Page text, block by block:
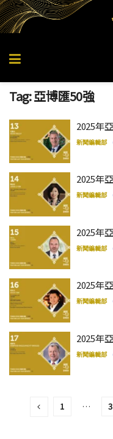
Tag:亞博匯50強
2025年
新聞編輯部
2025年
新聞編輯部
2025年
新聞編輯部
2025年
新聞編輯部
2025年
新聞編輯部
1 … 3